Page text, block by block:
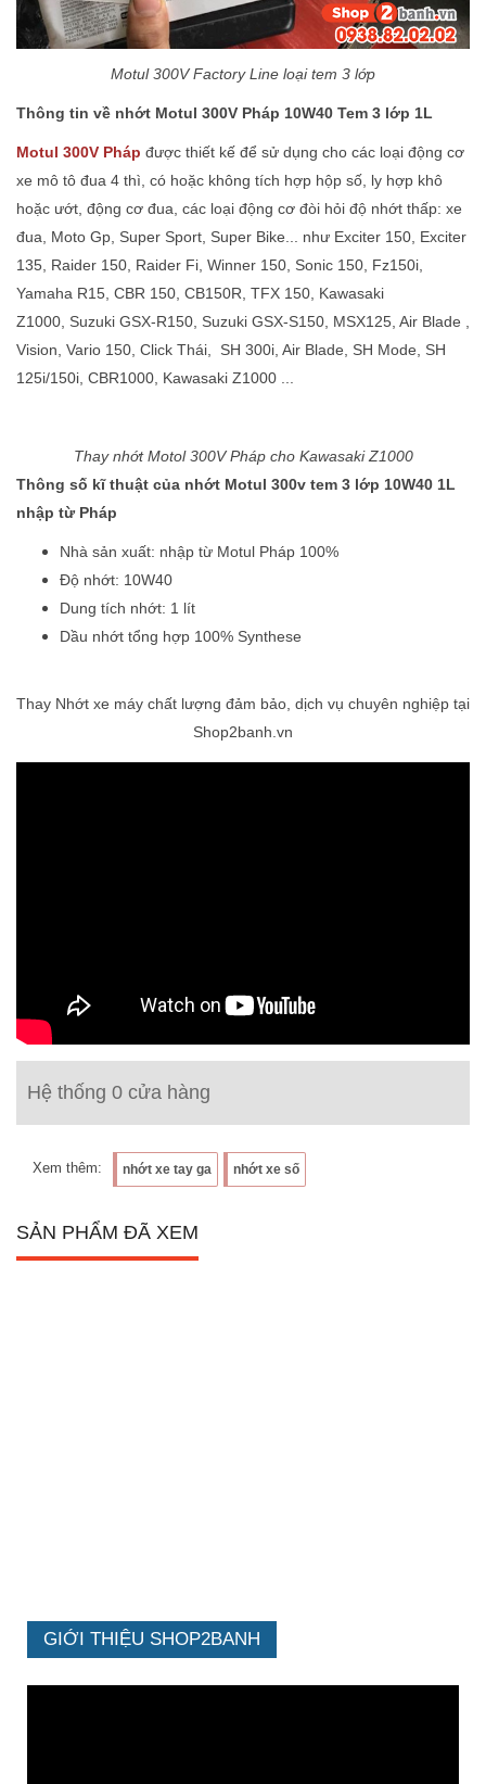
Motul 300V Factory Line loại tem 3 lớp
Thông tin về nhớt Motul 300V Pháp 10W40 Tem 3 lớp 1L
Motul 300V Pháp được thiết kế để sử dụng cho các loại động cơ
xe mô tô đua 4 thì, có hoặc không tích hợp hộp số, ly hợp khô
hoặc ướt, động cơ đua, các loại động cơ đòi hỏi độ nhớt thấp: xe
đua, Moto Gp, Super Sport, Super Bike... như Exciter 150, Exciter
135, Raider 150, Raider Fi, Winner 150, Sonic 150, Fz150i,
Yamaha R15, CBR 150, CB150R, TFX 150, Kawasaki
Z1000, Suzuki GSX-R150, Suzuki GSX-S150, MSX125, Air Blade ,
Vision, Vario 150, Click Thái, SH 300i, Air Blade, SH Mode, SH
125i/150i, CBR1000, Kawasaki Z1000 ...
Thay nhớt Motol 300V Pháp cho Kawasaki Z1000
Thông số kĩ thuật của nhớt Motul 300v tem 3 lớp 10W40 1L
nhập từ Pháp
Nhà sản xuất: nhập từ Motul Pháp 100%
Độ nhớt: 10W40
Dung tích nhớt: 1 lít
Dầu nhớt tổng hợp 100% Synthese
Thay Nhớt xe máy chất lượng đảm bảo, dịch vụ chuyên nghiệp tại
Shop2banh.vn
Hệ thống 0 cửa hàng
Xem thêm: nhớt xe tay ga nhớt xe số
SẢN PHẨM ĐÃ XEM
GIỚI THIỆU SHOP2BANH